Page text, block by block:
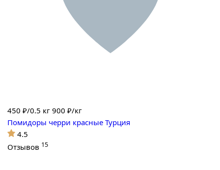
450 ₽/0.5 кг 900 ₽/кг
Помидоры черри красные Турция
4.5
Отзывов 15